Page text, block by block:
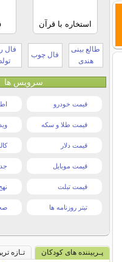
استخاره با قرآن
طالع بینی
هندی
فال چوب
فال
سرویس ها
قیمت خودرو
قیمت طلا و سکه
قیمت دلار
قیمت موبایل
قیمت تبلت
تیتر روزنامه ها
پـربیننده های کودکان
تـازه